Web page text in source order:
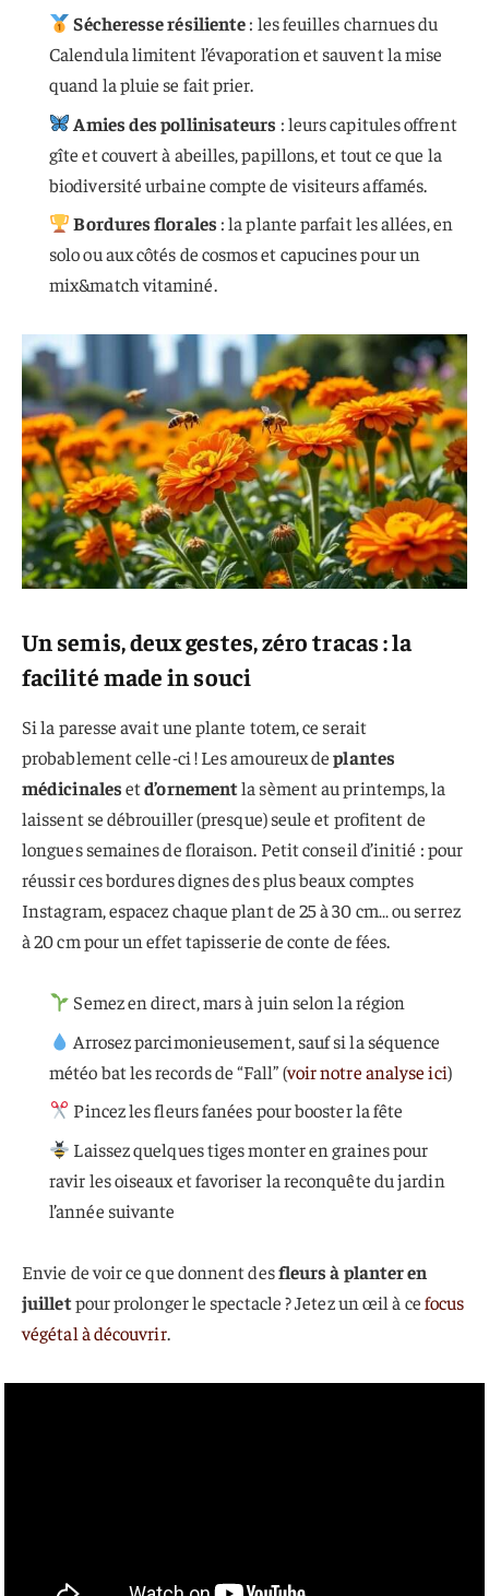
Sécheresse résiliente: les feuilles charnues du
Calendula limitent l’évaporation et sauvent la mise
quand la pluie se fait prier.
Amies des pollinisateurs : leurs capitules offrent
gîte et couvert à abeilles, papillons, et tout ce que la
biodiversité urbaine compte de visiteurs affamés.
Bordures florales : la plante parfait les allées, en
solo ou aux côtés de cosmos et capucines pour un
mix&match vitaminé.
Un semis, deux gestes, zéro tracas : la
facilité made in souci
Si la paresse avait une plante totem, ce serait
probablement celle-ci ! Les amoureux deplantes
médicinalesetd’ornementla sèment au printemps, la
laissent se débrouiller (presque) seule et profitent de
longues semaines de floraison. Petit conseil d’initié : pour
réussir ces bordures dignes des plus beaux comptes
Instagram, espacez chaque plant de 25 à 30 cm… ou serrez
à 20 cm pour un effet tapisserie de conte de fées.
Semez en direct, mars à juin selon la région
Arrosez parcimonieusement, sauf si la séquence
météo bat les records de “Fall” (voir notre analyse ici)
Pincez les fleurs fanées pour booster la fête
Laissez quelques tiges monter en graines pour
ravir les oiseaux et favoriser la reconquête du jardin
l’année suivante
Envie de voir ce que donnent desfleurs à planter en
juilletpour prolonger le spectacle ? Jetez un œil à cefocus
végétal à découvrir.